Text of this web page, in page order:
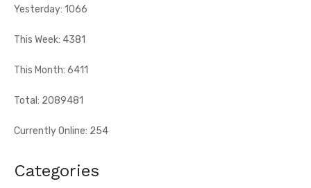
Yesterday: 1066
This Week: 4381
This Month: 6411
Total: 2089481
Currently Online: 254
Categories